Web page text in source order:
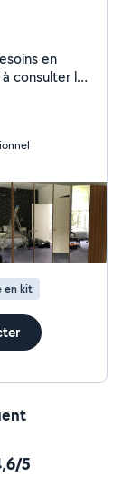
en
consulter les
QUI VOUS
en kit
5